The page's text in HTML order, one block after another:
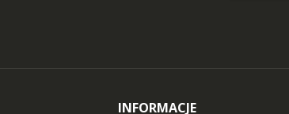
INFORMACJE